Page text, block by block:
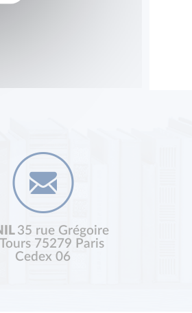
35 rue Grégoire
75279 Paris
Cedex 06